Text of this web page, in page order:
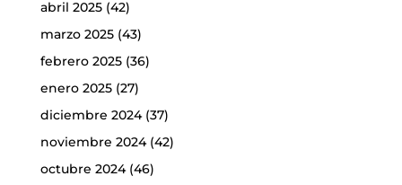
abril 2025(42)
marzo 2025(43)
febrero 2025(36)
enero 2025(27)
diciembre 2024(37)
noviembre 2024(42)
octubre 2024(46)